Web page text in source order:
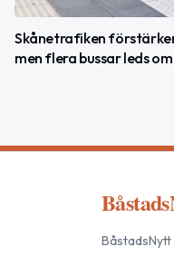
Skånetrafiken
men flera bussar leds om
BåstadsNytt